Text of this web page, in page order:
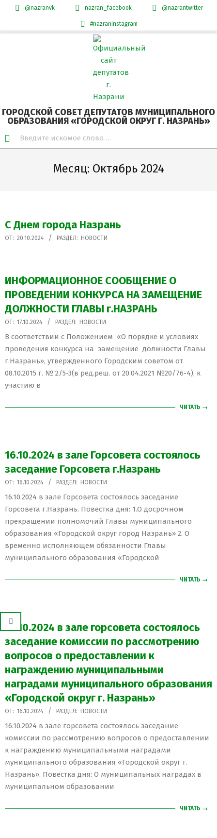
@nazranvk nazran_facebook @nazrantwitter
#nazraninstagram
ГОРОДСКОЙ СОВЕТ ДЕПУТАТОВ МУНИЦИПАЛЬНОГО
ОБРАЗОВАНИЯ «ГОРОДСКОЙ ОКРУГ Г. НАЗРАНЬ»
Месяц: Октябрь 2024
С Днем города Назрань
2024-
ОТ: 20.10.2024 РАЗДЕЛ: НОВОСТИ
ИНФОРМАЦИОННОЕ СООБЩЕНИЕ О
ПРОВЕДЕНИИ КОНКУРСА НА ЗАМЕЩЕНИЕ
ДОЛЖНОСТИ ГЛАВЫ г.НАЗРАНЬ
2024-
10-
17
ОТ: 17.10.2024 РАЗДЕЛ: НОВОСТИ
В соответствии с Положением «О порядке и условиях
проведения конкурса на замещение должности Главы
г.Назрань», утвержденного Городским советом от
08.10.2015 г. № 2/5-3(в ред.реш. от 20.04.2021 №20/76-4), к
участию в
ЧИТАТЬ →
16.10.2024 в зале Горсовета состоялось
заседание Горсовета г.Назрань
2024-
10-
16
ОТ: 16.10.2024 РАЗДЕЛ: НОВОСТИ
16.10.2024 в зале Горсовета состоялось заседание
Горсовета г.Назрань. Повестка дня: 1.О досрочном
прекращении полномочий Главы муниципального
образования «Городской округ город Назрань» 2. О
временно исполняющем обязанности Главы
муниципального образования «Городской
ЧИТАТЬ →
16.10.2024 в зале горсовета состоялось
заседание комиссии по рассмотрению
вопросов о предоставлении к
награждению муниципальными
наградами муниципального образования
«Городской округ г. Назрань»
2024-
10-
16
ОТ: 16.10.2024 РАЗДЕЛ: НОВОСТИ
16.10.2024 в зале горсовета состоялось заседание
комиссии по рассмотрению вопросов о предоставлении
к награждению муниципальными наградами
муниципального образования «Городской округ г.
Назрань». Повестка дня: О муниципальных наградах в
муниципальном образовании
ЧИТАТЬ →